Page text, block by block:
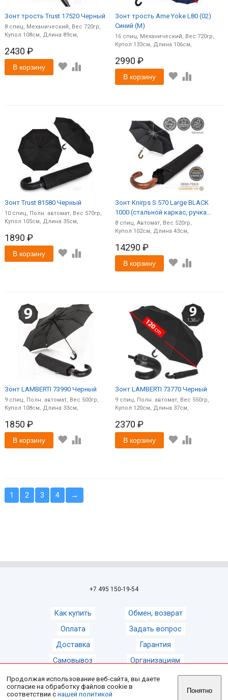
Зонт трость Trust 17520 Черный
8спиц Механический
720
108
89
2430 ₽
В корзину
Зонт трость Ame Yoke L80 (02)
Синий (M)
16 спиц Механический
720
133
106
2990 ₽
В корзину
Зонт Trust 81580 Черный
10спиц Полн. автомат
570
105
35
1890 ₽
В корзину
Зонт Knirps S.570 Large BLACK
1000 (стальной каркас, ручка
дерево) (M)
8 спиц Автомат
520
102
43
14290 ₽
В корзину
Зонт LAMBERTI 73990 Черный
9спиц Полн. автомат
500
108
33
1850 ₽
В корзину
Зонт LAMBERTI 73770 Черный
9 спиц Полн. автомат
550
120
37
2370 ₽
В корзину
1 2 3 4 →
+7 495 150-19-54
Как купить
Оплата
Доставка
Самовывоз
Обмен, возврат
Задать вопрос
Гарантия
Организациям
© 2008-2026Магазин зонтов ZontShop
Продолжая использование веб-сайта, вы даете
согласие на обработку файлов cookie в
соответствии снашей политикой
Понятно